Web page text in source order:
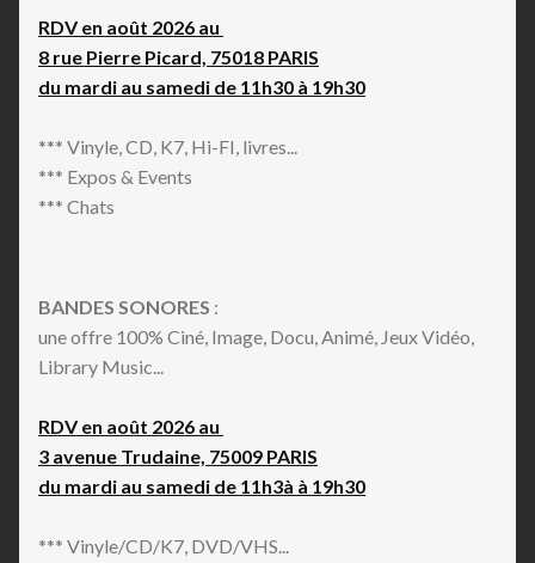
RDV en août 2026 au
8 rue Pierre Picard, 75018 PARIS
du mardi au samedi de 11h30 à 19h30
*** Vinyle, CD, K7, Hi-FI, livres...
*** Expos & Events
*** Chats
BANDES SONORES :
une offre 100% Ciné, Image, Docu, Animé, Jeux Vidéo,
Library Music...
RDV en août 2026 au
3 avenue Trudaine, 75009 PARIS
du mardi au samedi de 11h3à à 19h30
*** Vinyle/CD/K7, DVD/VHS...